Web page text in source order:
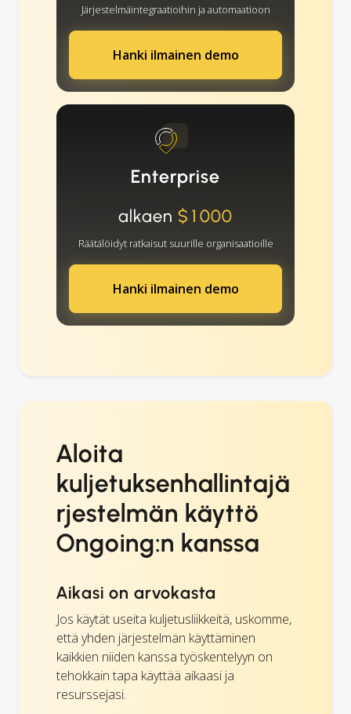
Järjestelmäintegraatioihin ja automaatioon
Hanki ilmainen demo
Enterprise
alkaen $1000
Räätälöidyt ratkaisut suurille organisaatioille
Hanki ilmainen demo
Aloita
kuljetuksenhallintajä
rjestelmän käyttö
Ongoing:n kanssa
Aikasi on arvokasta
Jos käytät useita kuljetusliikkeitä, uskomme,
että yhden järjestelmän käyttäminen
kaikkien niiden kanssa työskentelyyn on
tehokkain tapa käyttää aikaasi ja
resurssejasi.